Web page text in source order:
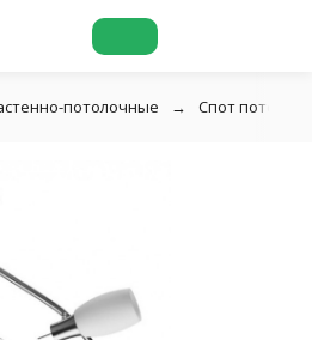
потолочные Спот